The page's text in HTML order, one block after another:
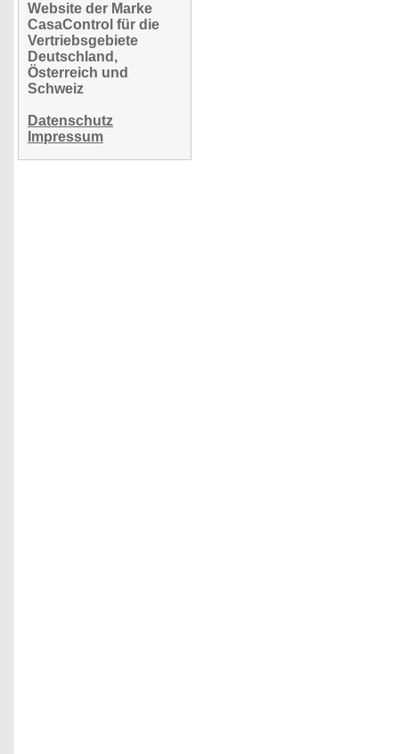
Website der Marke
CasaControl für die
Vertriebsgebiete
Deutschland,
Österreich und
Schweiz
Datenschutz
Impressum